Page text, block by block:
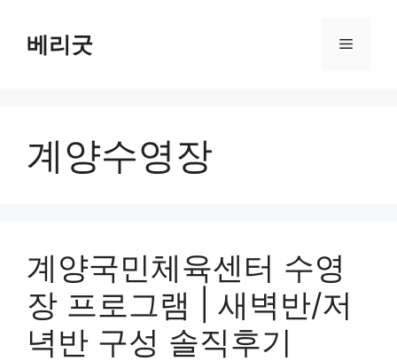
베리굿 메
계양수영장
계양국민체육센터 수영
장 프로그램 | 새벽반/저
녁반 구성 솔직후기